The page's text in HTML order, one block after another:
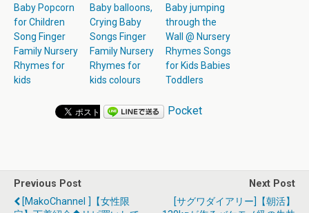
Baby Popcorn
for Children
Song Finger
Family Nursery
Rhymes for
kids
Baby balloons,
Сrying Baby
Songs Finger
Family Nursery
Rhymes for
kids colours
Baby jumping
through the
Wall @ Nursery
Rhymes Songs
for Kids Babies
Toddlers
Pocket
Previous Post
[MakoChannel ]【女性限
Next Post
[サグワダイアリー]【朝活】